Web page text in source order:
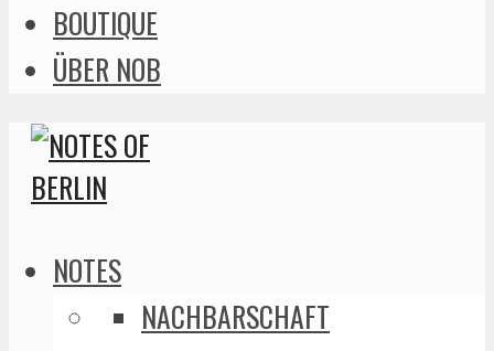
BOUTIQUE
ÜBER NOB
NOTES
NACHBARSCHAFT